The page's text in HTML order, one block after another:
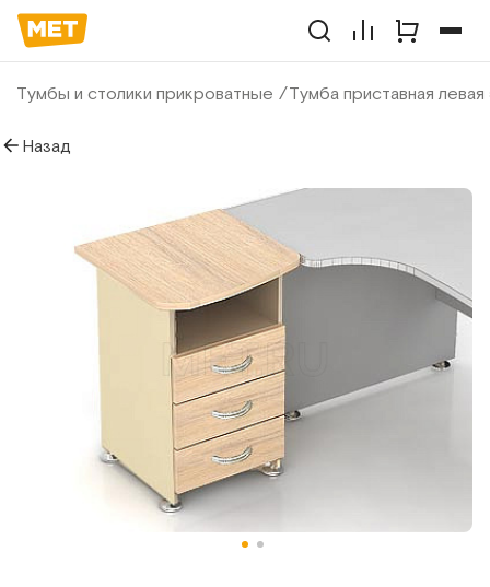
Тумбы и столики прикроватные Тумба приставная
Назад